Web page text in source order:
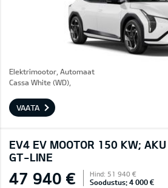
Elektrimootor, Automaat
Cassa White (WD),
VAATA
EV4 EV MOOTOR 150 KW;
GT-LINE
47 940 € Hind: 51 940 €
Soodustus: 4 000 €